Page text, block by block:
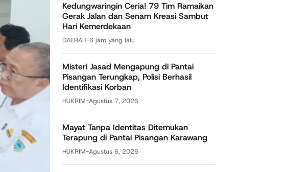
Kedungwaringin Ceria! 79 Tim Ramaikan
Gerak Jalan dan Senam Kreasi Sambut
Hari Kemerdekaan
DAERAH-6 jam yang lalu
Misteri Jasad Mengapung di Pantai
Pisangan Terungkap, Polisi Berhasil
Identifikasi Korban
HUKRIM-Agustus 7, 2026
Mayat Tanpa Identitas Ditemukan
Terapung di Pantai Pisangan Karawang
HUKRIM-Agustus 6, 2026